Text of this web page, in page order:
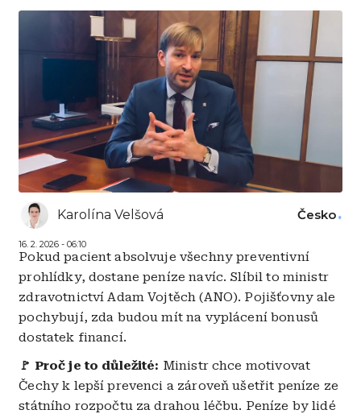
Karolína Velšová
16. 2. 2026 - 06:10
Česko
Pokud pacient absolvuje všechny preventivní
prohlídky, dostane peníze navíc. Slíbil to ministr
zdravotnictví Adam Vojtěch (ANO). Pojišťovny ale
pochybují, zda budou mít na vyplácení bonusů
dostatek financí.
🚩 Proč je to důležité: Ministr chce motivovat
Čechy k lepší prevenci a zároveň ušetřit peníze ze
státního rozpočtu za drahou léčbu. Peníze by lidé